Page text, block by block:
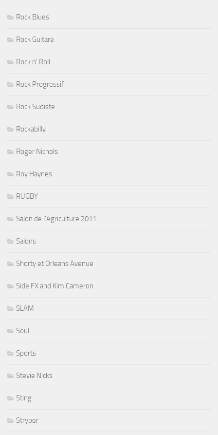
Rock Blues
Rock Guitare
Rock n' Roll
Rock Progressif
Rock Sudiste
Rockabilly
Roger Nichols
Roy Haynes
RUGBY
Salon de l'Agriculture 2011
Salons
Shorty et Orleans Avenue
Side FX and Kim Cameron
SLAM
Soul
Sports
Stevie Nicks
Sting
Stryper